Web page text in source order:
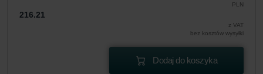
PLN
216.21
z VAT
bez kosztów wysyłki
Dodaj do koszyka